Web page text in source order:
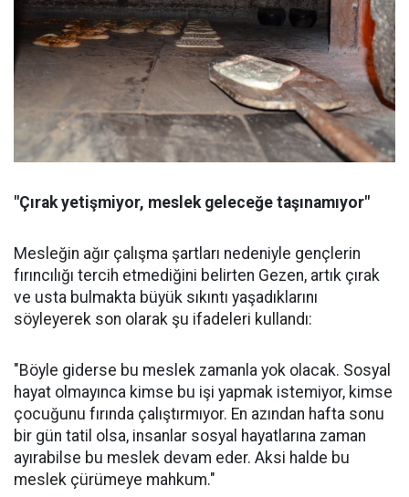
"Çırak yetişmiyor, meslek geleceğe taşınamıyor"
Mesleğin ağır çalışma şartları nedeniyle gençlerin
fırıncılığı tercih etmediğini belirten Gezen, artık çırak
ve usta bulmakta büyük sıkıntı yaşadıklarını
söyleyerek son olarak şu ifadeleri kullandı:
"Böyle giderse bu meslek zamanla yok olacak. Sosyal
hayat olmayınca kimse bu işi yapmak istemiyor, kimse
çocuğunu fırında çalıştırmıyor. En azından hafta sonu
bir gün tatil olsa, insanlar sosyal hayatlarına zaman
ayırabilse bu meslek devam eder. Aksi halde bu
meslek çürümeye mahkum."